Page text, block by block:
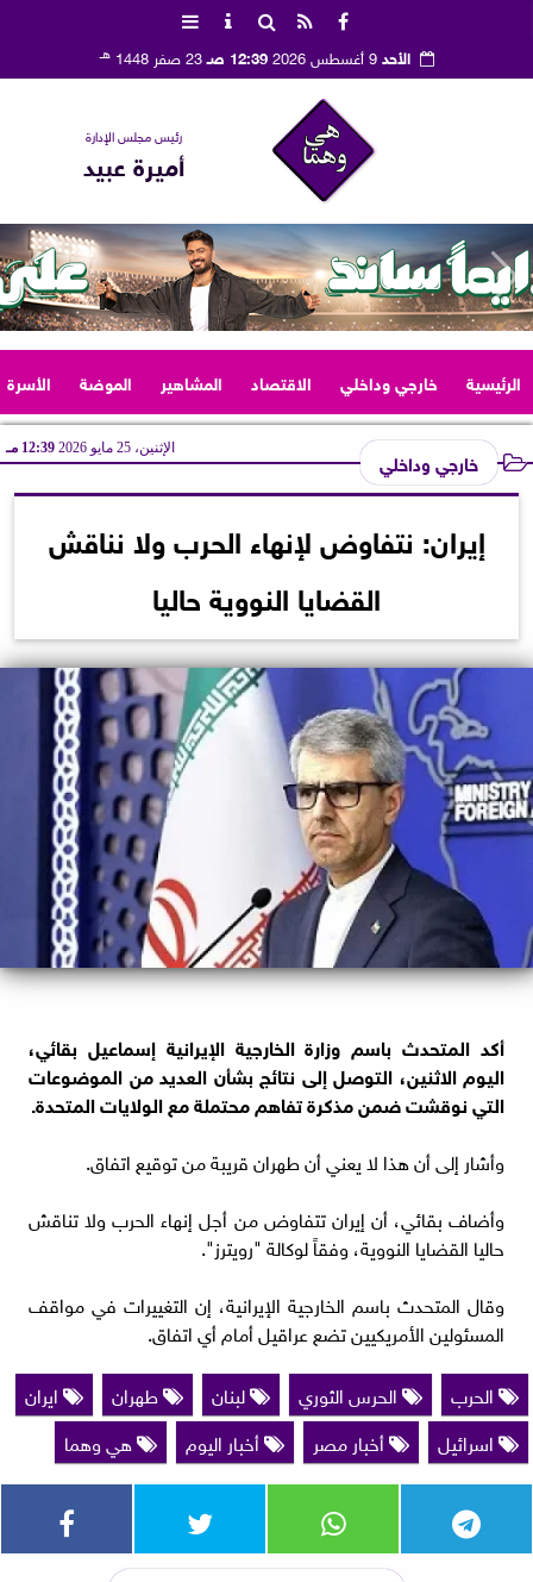
الأحد9 أغسطس 2026 12:39 صـ 23 صفر 1448 هـ
رئيس مجلس الإدارة
أميرة عبيد
الرئيسية خارجي وداخلي الاقتصاد المشاهير الموضة الأسرة
خارجي وداخلي الإثنين، 25 مايو 2026 12:39 مـ
إيران: نتفاوض لإنهاء الحرب ولا نناقش
القضايا النووية حاليا
أكد المتحدث باسم وزارة ​الخارجية الإيرانية إسماعيل ‌بقائي،
اليوم الاثنين، التوصل ​إلى نتائج ​بشأن العديد من الموضوعات
⁠التي نوقشت ضمن ​مذكرة تفاهم محتملة ​مع الولايات المتحدة.
وأشار إلى أن هذا لا يعني ​أن طهران قريبة ​من توقيع اتفاق.
وأضاف بقائي، ‌أن ⁠إيران تتفاوض من أجل إنهاء الحرب ولا تناقش
حاليا ​القضايا ​النووية، وفقاً لوكالة "رويترز".
وقال المتحدث باسم الخارجية الإيرانية، إن التغييرات ​في مواقف
المسئولين ​الأمريكيين ⁠تضع عراقيل أمام أي اتفاق.
الحرب
الحرس الثوري لبنان طهران
ايران
اسرائيل
أخبار مصر أخبار اليوم هي وهما